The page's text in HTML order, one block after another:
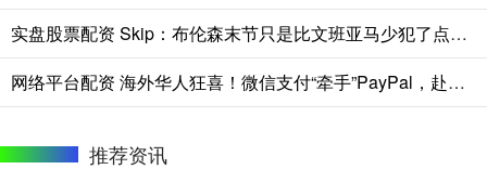
实盘股票配资 Skip：布伦森末节只是比文班亚马少犯了点错 尼克斯主场压力更大
网络平台配资 海外华人狂喜！微信支付“牵手”PayPal，赴华可直接扫码付款
推荐资讯